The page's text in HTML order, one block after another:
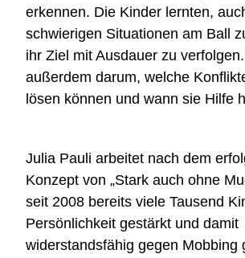
erkennen. Die Kinder lernten,
schwierigen Situationen am Ball
ihr Ziel mit Ausdauer zu
außerdem darum, welche
lösen können und wann sie Hilfe
Julia Pauli arbeitet nach dem
Konzept von „Stark auch ohne
seit 2008 bereits viele Tausend
Persönlichkeit gestärkt und damit
widerstandsfähig gegen Mobbing